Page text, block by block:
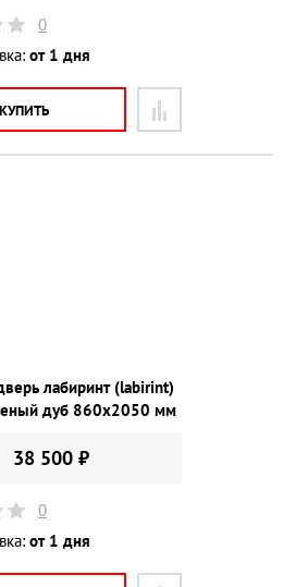
0
от 1 дня
КУПИТЬ
лабиринт (labirint)
дуб 860х2050 мм
38 500 ₽
0
от 1 дня